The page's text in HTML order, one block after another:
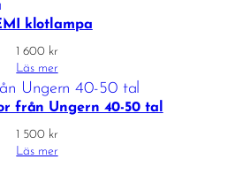
klotlampa
1 600 kr
Läs mer
från Ungern 40-50 tal
1 500 kr
Läs mer